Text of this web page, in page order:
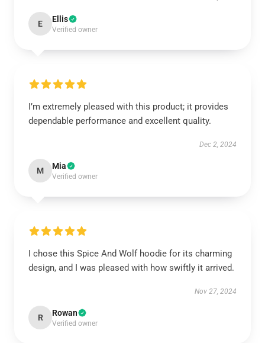
E Ellis
Verified owner
I’m extremely pleased with this product; it provides
dependable performance and excellent quality.
Dec 2, 2024
M Mia
Verified owner
I chose this Spice And Wolf hoodie for its charming
design, and I was pleased with how swiftly it arrived.
Nov 27, 2024
R Rowan
Verified owner